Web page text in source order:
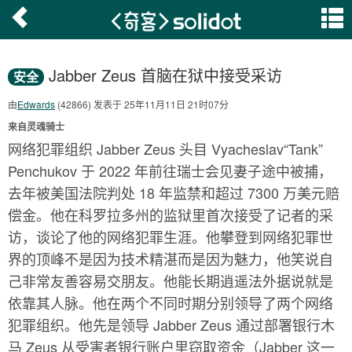
安全 Jabber Zeus 首脑在狱中接受采访
由Edwards (42866) 发表于 25年11月11日 21时07分
来自灵魂骑士
网络犯罪组织 Jabber Zeus 头目 Vyacheslav“Tank”
Penchukov 于 2022 年前往瑞士会见妻子途中被捕，
去年被美国法院判处 18 年监禁和超过 7300 万美元赔
偿金。他在科罗拉多州的监狱里首次接受了记者的采
访，谈论了他的网络犯罪生涯。他攀登到网络犯罪世
界的顶峰不是因为技术精湛而是因为魅力，他笑说自
己非常友善容易交朋友。他能长期逍遥法外据说就是
依靠其人脉。他在两个不同时期分别领导了两个网络
犯罪组织。他先是领导 Jabber Zeus 通过部署银行木
马 Zeus 从受害者银行账户里窃取资金（Jabber 这一